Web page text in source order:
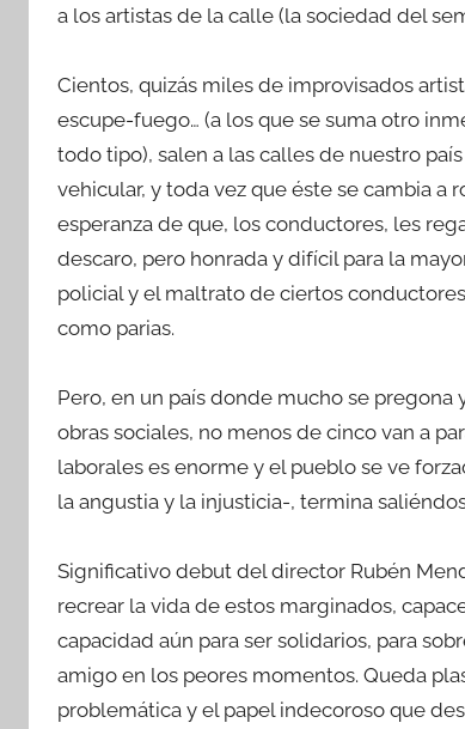
a los artistas de la calle (la sociedad del
Cientos, quizás miles de improvisados
escupe-fuego… (a los que se suma otro
todo tipo), salen a las calles de nuestro
vehicular, y toda vez que éste se cambia a
esperanza de que, los conductores, les
descaro, pero honrada y difícil para la
policial y el maltrato de ciertos
como parias.
Pero, en un país donde mucho se
obras sociales, no menos de cinco van a
laborales es enorme y el pueblo se ve
la angustia y la injusticia-, termina
Significativo debut del director Rubén
recrear la vida de estos marginados,
capacidad aún para ser solidarios, para
amigo en los peores momentos. Queda
problemática y el papel indecoroso que